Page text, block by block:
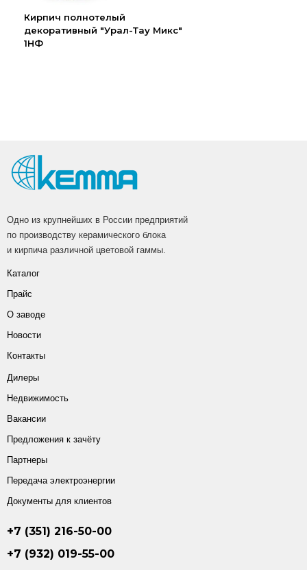
Кирпич полнотелый
декоративный "Урал-Тау Микс"
1НФ
Одно из крупнейших в России предприятий
по производству керамического блока
и кирпича различной цветовой гаммы.
Каталог
Прайс
О заводе
Новости
Контакты
Дилеры
Недвижимость
Вакансии
Предложения к зачёту
Партнеры
Передача электроэнергии
Документы для клиентов
+7 (351) 216-50-00
+7 (932) 019-55-00